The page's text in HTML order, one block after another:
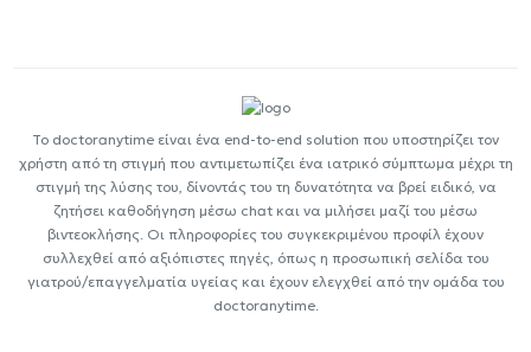
Το doctoranytime είναι ένα end-to-end solution που υποστηρίζει τον
χρήστη από τη στιγμή που αντιμετωπίζει ένα ιατρικό σύμπτωμα μέχρι τη
στιγμή της λύσης του, δίνοντάς του τη δυνατότητα να βρεί ειδικό, να
ζητήσει καθοδήγηση μέσω chat και να μιλήσει μαζί του μέσω
βιντεοκλήσης. Οι πληροφορίες του συγκεκριμένου προφίλ έχουν
συλλεχθεί από αξιόπιστες πηγές, όπως η προσωπική σελίδα του
γιατρού/επαγγελματία υγείας και έχουν ελεγχθεί από την ομάδα του
doctoranytime.